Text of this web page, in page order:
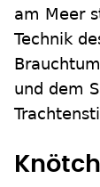
am Meer
Technik
und dem